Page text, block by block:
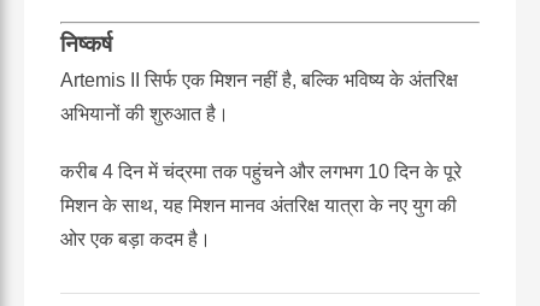
निष्कर्ष
Artemis II सिर्फ एक मिशन नहीं है, बल्कि भविष्य के अंतरिक्ष
अभियानों की शुरुआत है।
करीब 4 दिन में चंद्रमा तक पहुंचने और लगभग 10 दिन के पूरे
मिशन के साथ, यह मिशन मानव अंतरिक्ष यात्रा के नए युग की
ओर एक बड़ा कदम है।